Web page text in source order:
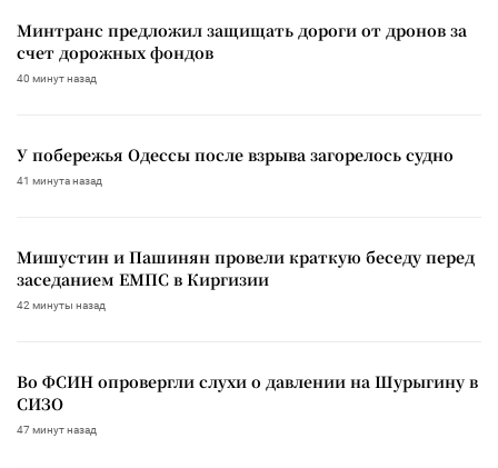
Минтранс предложил защищать дороги от дронов за
счет дорожных фондов
40 минут назад
У побережья Одессы после взрыва загорелось судно
41 минута назад
Мишустин и Пашинян провели краткую беседу перед
заседанием ЕМПС в Киргизии
42 минуты назад
Во ФСИН опровергли слухи о давлении на Шурыгину в
СИЗО
47 минут назад